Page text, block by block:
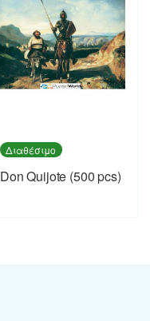
Διαθέσιμο
Don Quijote (500 pcs)